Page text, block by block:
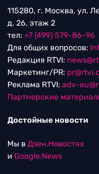
115280, г. Москва, ул.
д. 26, этаж 2
тел: +7 (499) 579-86-96
Для общих вопросов:
Редакция RTVI:
Маркетинг/PR:
Реклама RTVI: adv-
Партнерские
Достойные новости
Мы в Дзен.Новостях
и Google.News